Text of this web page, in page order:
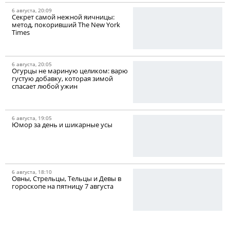
6 августа, 20:09
Секрет самой нежной яичницы:
метод, покоривший The New York
Times
6 августа, 20:05
Огурцы не мариную целиком: варю
густую добавку, которая зимой
спасает любой ужин
6 августа, 19:05
Юмор за день и шикарные усы
6 августа, 18:10
Овны, Стрельцы, Тельцы и Девы в
гороскопе на пятницу 7 августа